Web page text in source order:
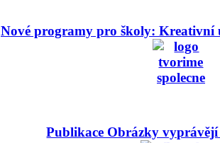
Nové programy pro školy: Kreativní
Publikace Obrázky